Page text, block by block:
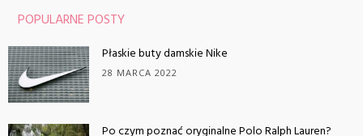
POPULARNE POSTY
Płaskie buty damskie Nike
28 MARCA 2022
Po czym poznać oryginalne Polo Ralph Lauren?